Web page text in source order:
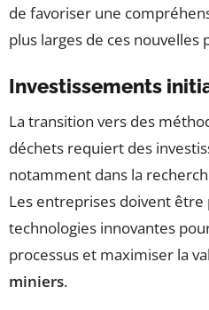
de favoriser une
plus larges de ces nouvelles
Investissements
La transition vers des
déchets requiert des
notamment dans la
Les entreprises doivent
technologies innovantes
processus et maximiser la
miniers.